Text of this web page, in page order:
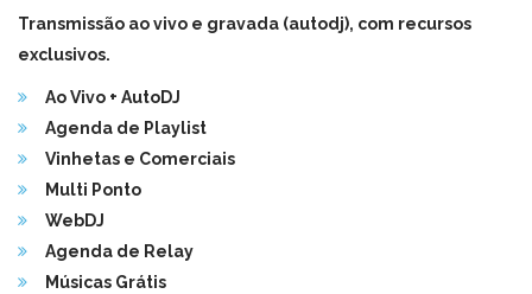
Transmissão ao vivo e gravada (autodj), com recursos
exclusivos.
Ao Vivo + AutoDJ
Agenda de Playlist
Vinhetas e Comerciais
Multi Ponto
WebDJ
Agenda de Relay
Músicas Grátis